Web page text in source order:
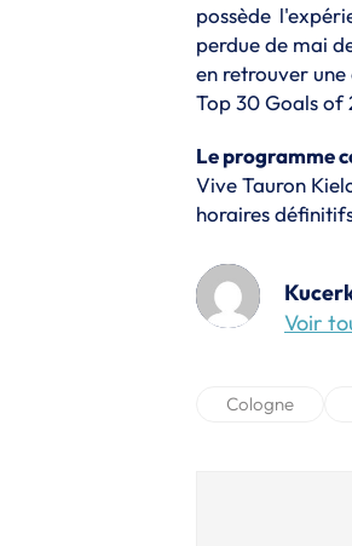
possède
perdue de mai
en retrouver
Top 30 Goals of
Le programme
Vive Tauron
horaires
Voir
Cologne